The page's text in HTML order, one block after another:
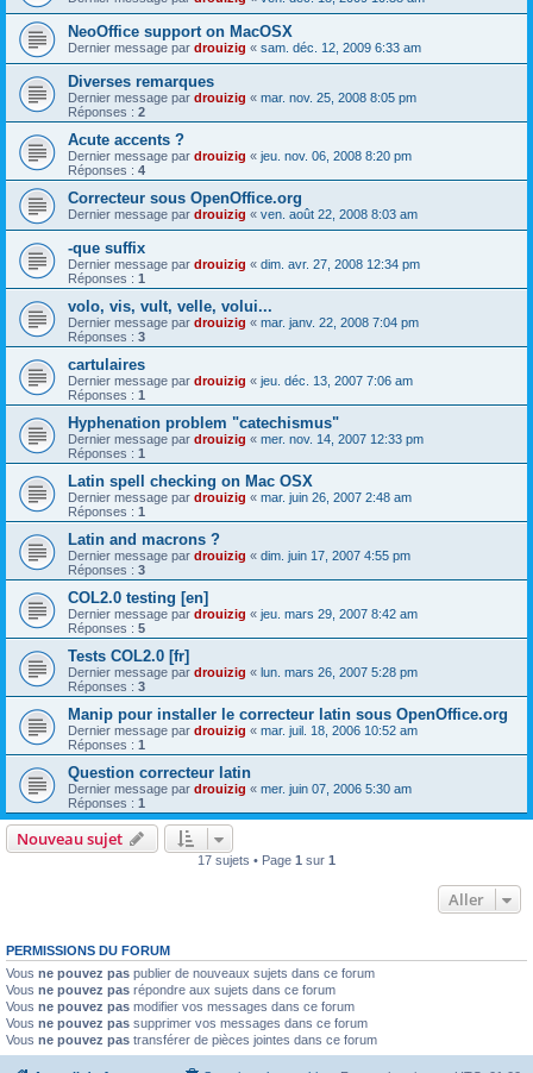
NeoOffice support on MacOSX
Dernier message par drouizig « sam. déc. 12, 2009 6:33 am
Diverses remarques
Dernier message par drouizig « mar. nov. 25, 2008 8:05 pm
Réponses : 2
Acute accents ?
Dernier message par drouizig « jeu. nov. 06, 2008 8:20 pm
Réponses : 4
Correcteur sous OpenOffice.org
Dernier message par drouizig « ven. août 22, 2008 8:03 am
-que suffix
Dernier message par drouizig « dim. avr. 27, 2008 12:34 pm
Réponses : 1
volo, vis, vult, velle, volui...
Dernier message par drouizig « mar. janv. 22, 2008 7:04 pm
Réponses : 3
cartulaires
Dernier message par drouizig « jeu. déc. 13, 2007 7:06 am
Réponses : 1
Hyphenation problem "catechismus"
Dernier message par drouizig « mer. nov. 14, 2007 12:33 pm
Réponses : 1
Latin spell checking on Mac OSX
Dernier message par drouizig « mar. juin 26, 2007 2:48 am
Réponses : 1
Latin and macrons ?
Dernier message par drouizig « dim. juin 17, 2007 4:55 pm
Réponses : 3
COL2.0 testing [en]
Dernier message par drouizig « jeu. mars 29, 2007 8:42 am
Réponses : 5
Tests COL2.0 [fr]
Dernier message par drouizig « lun. mars 26, 2007 5:28 pm
Réponses : 3
Manip pour installer le correcteur latin sous OpenOffice.org
Dernier message par drouizig « mar. juil. 18, 2006 10:52 am
Réponses : 1
Question correcteur latin
Dernier message par drouizig « mer. juin 07, 2006 5:30 am
Réponses : 1
Nouveau sujet
17 sujets • Page 1 sur 1
Aller
PERMISSIONS DU FORUM
Vous ne pouvez pas publier de nouveaux sujets dans ce forum
Vous ne pouvez pas répondre aux sujets dans ce forum
Vous ne pouvez pas modifier vos messages dans ce forum
Vous ne pouvez pas supprimer vos messages dans ce forum
Vous ne pouvez pas transférer de pièces jointes dans ce forum